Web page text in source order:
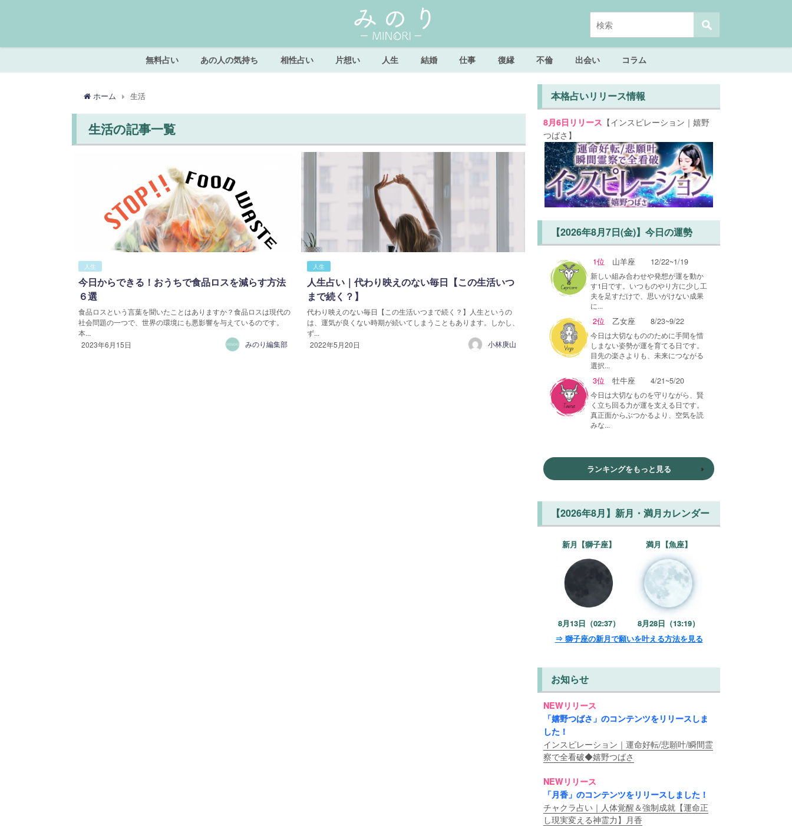
無料占い あの人の気持ち 相性占い 片想い 人生 結婚 仕事 復縁 不倫 出会い コラム
ホーム 生活
生活の記事一覧
人生
今日からできる！おうちで食品ロスを減らす方法
６選
食品ロスという言葉を聞いたことはありますか？食品ロスは現代の
社会問題の一つで、世界の環境にも悪影響を与えているのです。
本...
2023年6月15日
みのり編集部
人生
人生占い｜代わり映えのない毎日【この生活いつ
まで続く？】
代わり映えのない毎日【この生活いつまで続く？】人生というの
は、運気が良くない時期が続いてしまうこともあります。しかし、
ず...
2022年5月20日
小林庚山
本格占いリリース情報
8月6日リリース 【インスピレーション｜嬉野
つばさ】
【2026年8月7日(金)】今日の運勢
1位 山羊座 12/22~1/19
新しい組み合わせや発想が運を動か
す1日です。いつものやり方に少し工
夫を足すだけで、思いがけない成果
に...
2位 乙女座 8/23~9/22
今日は大切なもののために手間を惜
しまない姿勢が運を育てる日です。
目先の楽さよりも、未来につながる
選択...
3位 牡牛座 4/21~5/20
今日は大切なものを守りながら、賢
く立ち回る力が運を支える日です。
真正面からぶつかるより、空気を読
みな...
ランキングをもっと見る
【2026年8月】新月・満月カレンダー
新月【獅子座】
8月13日（02:37）
満月【魚座】
8月28日（13:19）
⇒ 獅子座の新月で願いを叶える方法を見る
お知らせ
NEWリリース
「嬉野つばさ」のコンテンツをリリースしま
した！
インスピレーション｜運命好転/悲願叶/瞬間霊
察で全看破◆嬉野つばさ
NEWリリース
「月香」のコンテンツをリリースしました！
チャクラ占い｜人体覚醒＆強制成就【運命正
し現実変える神霊力】月香